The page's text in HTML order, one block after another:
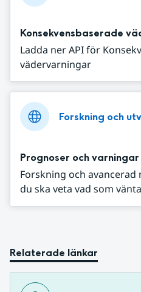
Konsekvensbaserade
Ladda ner API för
vädervarningar
Forskning och
Prognoser och varningar
Forskning och
du ska veta vad som
Relaterade länkar